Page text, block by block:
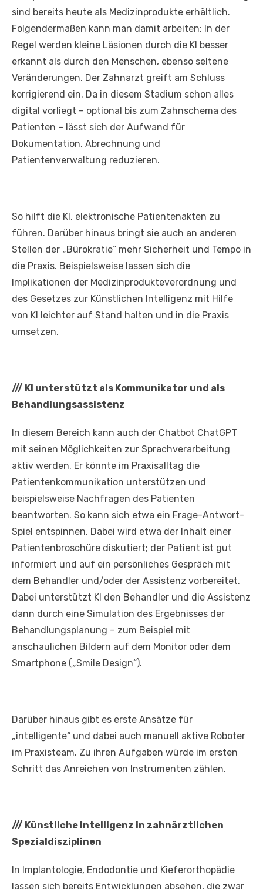
sind bereits heute als Medizinprodukte erhältlich.
Folgendermaßen kann man damit arbeiten: In der
Regel werden kleine Läsionen durch die KI besser
erkannt als durch den Menschen, ebenso seltene
Veränderungen. Der Zahnarzt greift am Schluss
korrigierend ein. Da in diesem Stadium schon alles
digital vorliegt – optional bis zum Zahnschema des
Patienten – lässt sich der Aufwand für
Dokumentation, Abrechnung und
Patientenverwaltung reduzieren.
So hilft die KI, elektronische Patientenakten zu
führen. Darüber hinaus bringt sie auch an anderen
Stellen der „Bürokratie“ mehr Sicherheit und Tempo in
die Praxis. Beispielsweise lassen sich die
Implikationen der Medizinprodukteverordnung und
des Gesetzes zur Künstlichen Intelligenz mit Hilfe
von KI leichter auf Stand halten und in die Praxis
umsetzen.
/// KI unterstützt als Kommunikator und als
Behandlungsassistenz
In diesem Bereich kann auch der Chatbot ChatGPT
mit seinen Möglichkeiten zur Sprachverarbeitung
aktiv werden. Er könnte im Praxisalltag die
Patientenkommunikation unterstützen und
beispielsweise Nachfragen des Patienten
beantworten. So kann sich etwa ein Frage-Antwort-
Spiel entspinnen. Dabei wird etwa der Inhalt einer
Patientenbroschüre diskutiert; der Patient ist gut
informiert und auf ein persönliches Gespräch mit
dem Behandler und/oder der Assistenz vorbereitet.
Dabei unterstützt KI den Behandler und die Assistenz
dann durch eine Simulation des Ergebnisses der
Behandlungsplanung – zum Beispiel mit
anschaulichen Bildern auf dem Monitor oder dem
Smartphone („Smile Design“).
Darüber hinaus gibt es erste Ansätze für
„intelligente“ und dabei auch manuell aktive Roboter
im Praxisteam. Zu ihren Aufgaben würde im ersten
Schritt das Anreichen von Instrumenten zählen.
/// Künstliche Intelligenz in zahnärztlichen
Spezialdisziplinen
In Implantologie, Endodontie und Kieferorthopädie
lassen sich bereits Entwicklungen absehen, die zwar